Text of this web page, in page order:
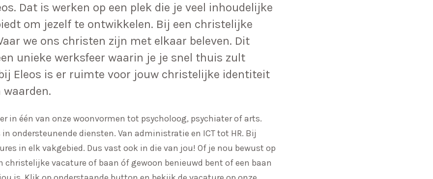
Dat is werken op een plek die je veel inhoudelijke
om jezelf te ontwikkelen. Bij een christelijke
we ons christen zijn met elkaar beleven. Dit
unieke werksfeer waarin je je snel thuis zult
Eleos is er ruimte voor jouw christelijke identiteit
in één van onze woonvormen tot psycholoog, psychiater of arts.
ondersteunende diensten. Van administratie en ICT tot HR. Bij
in elk vakgebied. Dus vast ook in die van jou! Of je nou bewust op
christelijke vacature of baan óf gewoon benieuwd bent of een baan